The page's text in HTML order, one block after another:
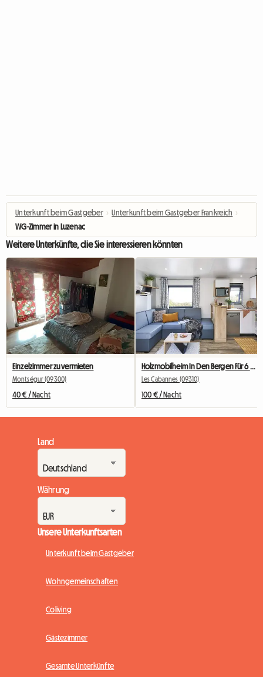
Unterkunft beim Gastgeber › Unterkunft beim Gastgeber Frankreich ›
WG-Zimmer in Luzenac
Weitere Unterkünfte, die Sie interessieren könnten
Einzelzimmer zu vermieten
Montségur (09300)
40 € / Nacht
Les Cabannes (09310)
100 € / Nacht
Land
Währung
Unsere Unterkunftsarten
Unterkunft beim Gastgeber
Wohngemeinschaften
Coliving
Gästezimmer
Gesamte Unterkünfte